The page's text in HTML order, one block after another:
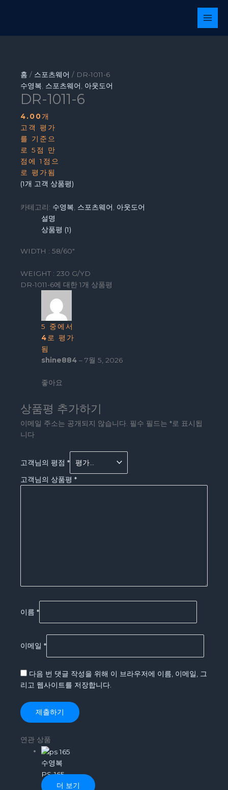
홈 / 스포츠웨어 / DR-1011-6
수영복, 스포츠웨어, 아웃도어
DR-1011-6
4.00개
고객 평가
를 기준으
로 5점 만
점에1 점으
로 평가됨
(1개 고객 상품평)
카테고리: 수영복 스포츠웨어
아웃도어
설명
상품평 (1)
WIDTH : 58/60″
WEIGHT : 230 G/YD
DR-1011-6에 대한 1개 상품평
5 중에서
4로 평가
됨
shine884– 7월 5, 2026
좋아요
상품평 추가하기
이메일 주소는 공개되지 않습니다. 필수 필드는 *로 표시됩
니다
고객님의 평점 *
고객님의 상품평 *
이름 *
이메일 *
다음 번 댓글 작성을 위해 이 브라우저에 이름, 이메일, 그
리고 웹사이트를 저장합니다.
연관 상품
수영복
PS-165
더 보기